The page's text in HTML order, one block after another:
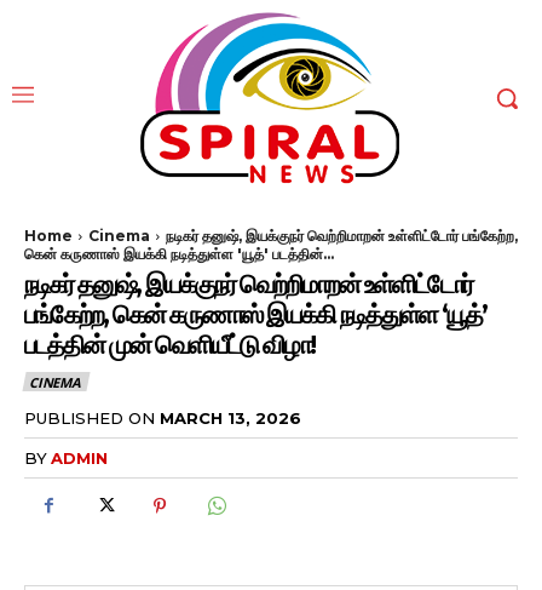
Home Cinema
நடிகர் தனுஷ், இயக்குநர் வெற்றிமாறன் உள்ளிட்டோர் பங்கேற்ற,
கென் கருணாஸ் இயக்கி நடித்துள்ள 'யூத்' படத்தின்...
நடிகர் தனுஷ், இயக்குநர் வெற்றிமாறன் உள்ளிட்டோர்
பங்கேற்ற, கென் கருணாஸ் இயக்கி நடித்துள்ள ‘யூத்’
படத்தின் முன் வெளியீட்டு விழா!
CINEMA
PUBLISHED ON MARCH 13, 2026
BYADMIN